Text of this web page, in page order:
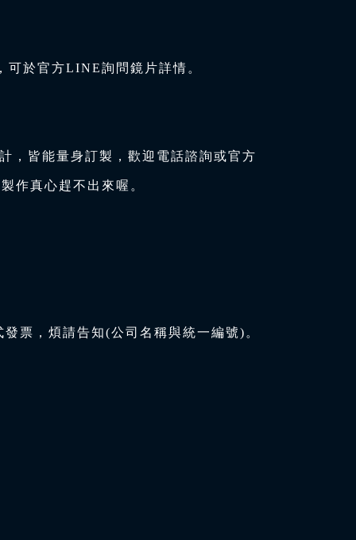
可於官方LINE詢問鏡片詳情。
，皆能量身訂製，歡迎電話諮詢或官方
作真心趕不出來喔。
票，煩請告知(公司名稱與統一編號)。